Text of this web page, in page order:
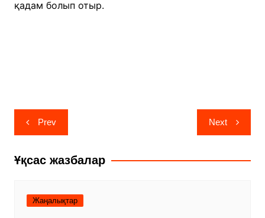
қадам болып отыр.
Навигация
по
записям
Prev Next
Ұқсас жазбалар
Жаңалықтар